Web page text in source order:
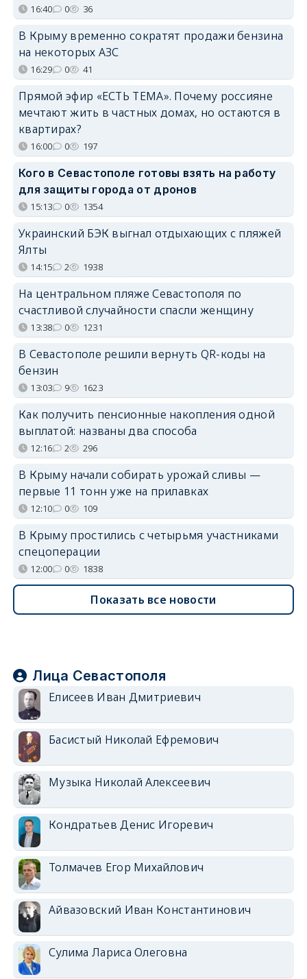
16:40 0 36
В Крыму временно сократят продажи бензина
на некоторых АЗС
16:29 0 41
Прямой эфир «ЕСТЬ ТЕМА». Почему россияне
мечтают жить в частных домах, но остаются в
квартирах?
16:00 0 197
Кого в Севастополе готовы взять на работу
для защиты города от дронов
15:13 0 1354
Украинский БЭК выгнал отдыхающих с пляжей
Ялты
14:15 2 1938
На центральном пляже Севастополя по
счастливой случайности спасли женщину
13:38 0 1231
В Севастополе решили вернуть QR-коды на
бензин
13:03 9 1623
Как получить пенсионные накопления одной
выплатой: названы два способа
12:16 2 296
В Крыму начали собирать урожай сливы —
первые 11 тонн уже на прилавках
12:10 0 109
В Крыму простились с четырьмя участниками
спецоперации
12:00 0 1838
Показать все новости
Лица Севастополя
Елисеев Иван Дмитриевич
Басистый Николай Ефремович
Музыка Николай Алексеевич
Кондратьев Денис Игоревич
Толмачев Егор Михайлович
Айвазовский Иван Константинович
Сулима Лариса Олеговна